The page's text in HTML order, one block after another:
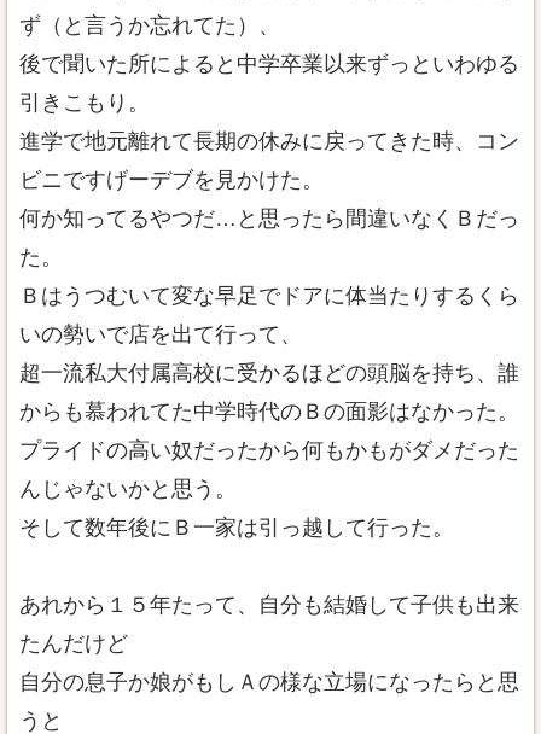
ず（と言うか忘れてた）、
後で聞いた所によると中学卒業以来ずっといわゆる
引きこもり。
進学で地元離れて長期の休みに戻ってきた時、コン
ビニですげーデブを見かけた。
何か知ってるやつだ…と思ったら間違いなくＢだっ
た。
Ｂはうつむいて変な早足でドアに体当たりするくら
いの勢いで店を出て行って、
超一流私大付属高校に受かるほどの頭脳を持ち、誰
からも慕われてた中学時代のＢの面影はなかった。
プライドの高い奴だったから何もかもがダメだった
んじゃないかと思う。
そして数年後にＢ一家は引っ越して行った。
あれから１５年たって、自分も結婚して子供も出来
たんだけど
自分の息子か娘がもしＡの様な立場になったらと思
うと